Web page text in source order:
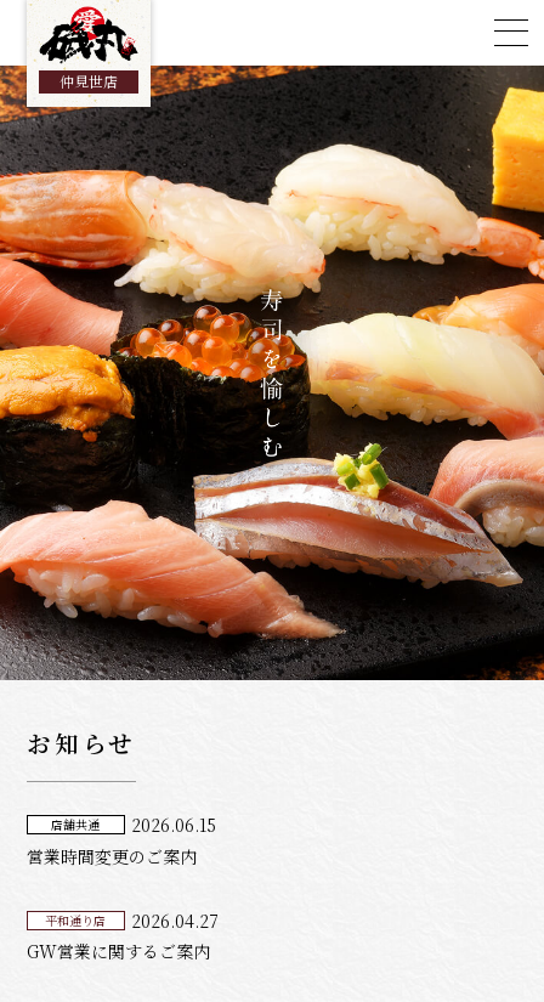
仲見世店
総合TOP
お知らせ
店舗共通
2026.06.15
営業時間変更のご案内
平和通り店
2026.04.27
GW営業に関するご案内